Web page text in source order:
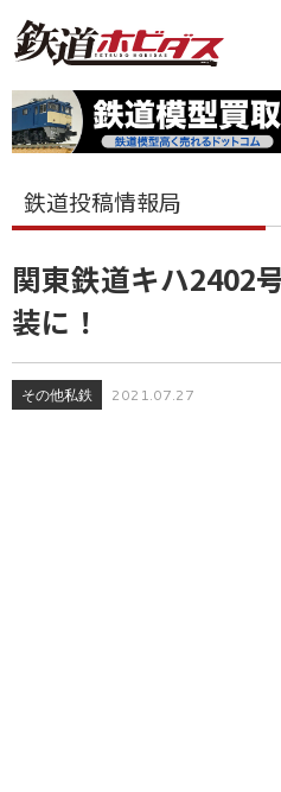
鉄道投稿情報局
関東鉄道キハ2402
装に！
その他私鉄 2021.07.27